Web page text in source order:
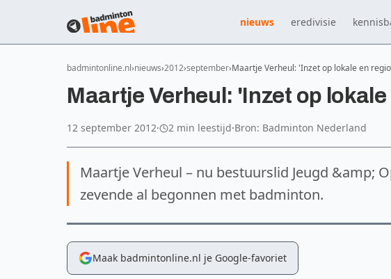
nieuws eredivisie
badmintonline.nl nieuws 2012 september Maartje Verheul: 'Inzet op lokale en
Maartje Verheul: 'Inzet op
12 september 2012· 2 min leestijd·Bron: Badminton Nederland
Maartje Verheul – nu bestuurslid Jeugd &amp;
zevende al begonnen met badminton.
Maak badmintonline.nl je Google-favoriet